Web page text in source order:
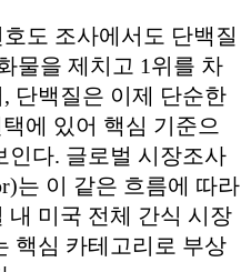
도 조사에서도 단백질
물을 제치고 1위를 차
단백질은 이제 단순한
에 있어 핵심 기준으
인다. 글로벌 시장조사
는 이 같은 흐름에 따라
내 미국 전체 간식 시장
핵심 카테고리로 부상